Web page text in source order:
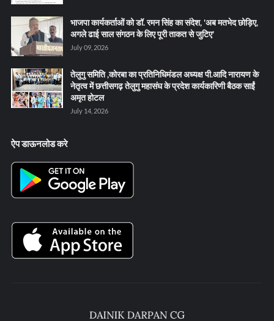
भाजपा कार्यकर्ताओं को डॉ. रमन सिंह का संदेश, 'अब मतभेद छोड़िए,
अगले ढाई साल संगठन के लिए पूरी ताकत से जुटिए'
July 09, 2026
तेलुगु समिति ,कोरबा का प्रतिनिधिमंडल अध्यक्ष पी.आदि नारायण के
नेतृत्व में छत्तीसगढ़ तेलुगु महासंघ के प्रदेश कार्यकारिणी बैठक साईं
अमृत होटल
July 14, 2026
ऐप डाऊनलोड करे